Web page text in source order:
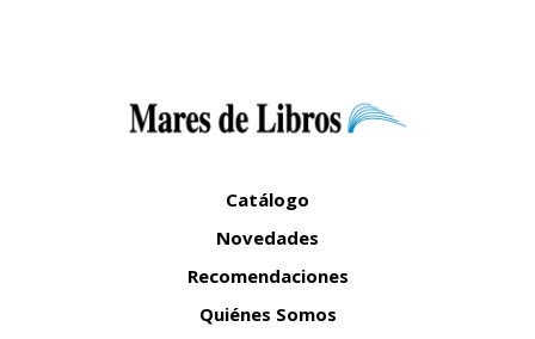
Catálogo
Novedades
Recomendaciones
Quiénes Somos